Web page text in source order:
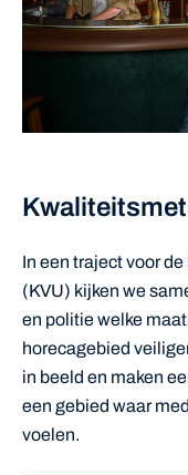
In een traject voor
(KVU) kijken we
en politie welke
horecagebied
in beeld en maken
een gebied waar
voelen.